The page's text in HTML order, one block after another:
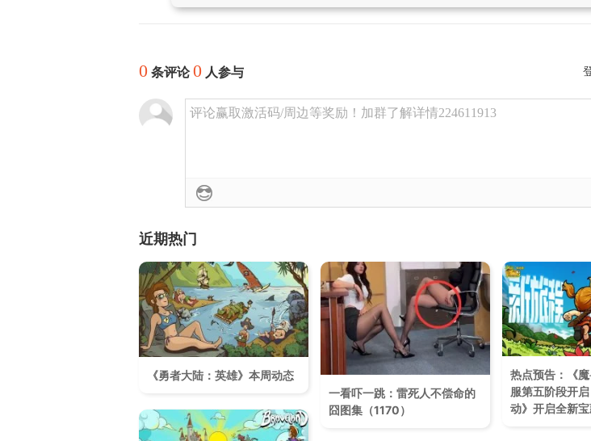
0 条评论0 人参与
评论赢取激活码/周边等奖励！加群了解详情224611913
近期热门
《勇者大陆：英雄》本周动态
一看吓一跳：雷死人不偿命的
囧图集（1170）
热点预告：《
服第五阶段开
动》开启全新宝